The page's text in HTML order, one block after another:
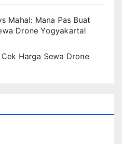
Mahal: Mana Pas Buat
Drone Yogyakarta!
Harga Sewa Drone